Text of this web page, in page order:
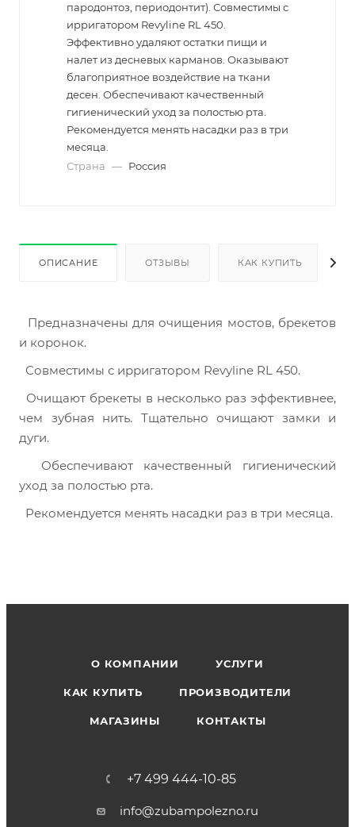
пародонтоз, периодонтит). Совместимы с
ирригатором Revyline RL 450.
Эффективно удаляют остатки пищи и
налет из десневых карманов. Оказывают
благоприятное воздействие на ткани
десен. Обеспечивают качественный
гигиенический уход за полостью рта.
Рекомендуется менять насадки раз в три
месяца.
Страна — Россия
ОПИСАНИЕ ОТЗЫВЫ КАК КУПИТЬ
и коронок.
  Совместимы с ирригатором Revyline RL 450.
чем зубная нить. Тщательно очищают замки и
дуги.
уход за полостью рта.
  Рекомендуется менять насадки раз в три месяца.
О КОМПАНИИ УСЛУГИ
КАК КУПИТЬ ПРОИЗВОДИТЕЛИ
МАГАЗИНЫ КОНТАКТЫ
+7 499 444-10-85
info@zubampolezno.ru